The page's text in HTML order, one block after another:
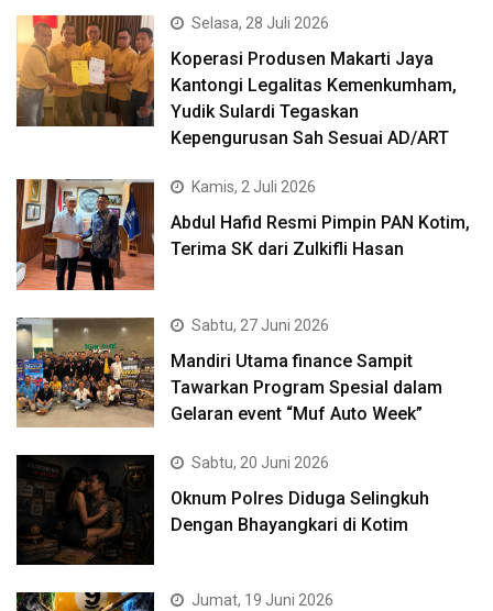
Selasa, 28 Juli 2026
Koperasi Produsen Makarti Jaya
Kantongi Legalitas Kemenkumham,
Yudik Sulardi Tegaskan
Kepengurusan Sah Sesuai AD/ART
Kamis, 2 Juli 2026
Abdul Hafid Resmi Pimpin PAN Kotim,
Terima SK dari Zulkifli Hasan
Sabtu, 27 Juni 2026
Mandiri Utama finance Sampit
Tawarkan Program Spesial dalam
Gelaran event “Muf Auto Week”
Sabtu, 20 Juni 2026
Oknum Polres Diduga Selingkuh
Dengan Bhayangkari di Kotim
Jumat, 19 Juni 2026